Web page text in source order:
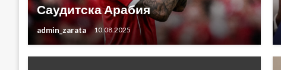
Саудитска Арабия
admin_zarata 10.08.2025